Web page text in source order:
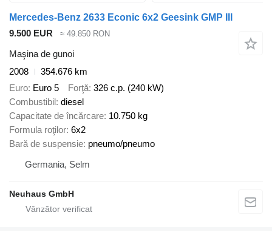
Mercedes-Benz 2633 Econic 6x2 Geesink GMP III
9.500 EUR
≈ 49.850 RON
Maşina de gunoi
2008
354.676 km
Euro Euro 5 Forţă 326 c.p. (240 kW)
Combustibil diesel
Capacitate de încărcare 10.750 kg
Formula roţilor 6x2
Bară de suspensie pneumo/pneumo
Germania, Selm
Neuhaus GmbH